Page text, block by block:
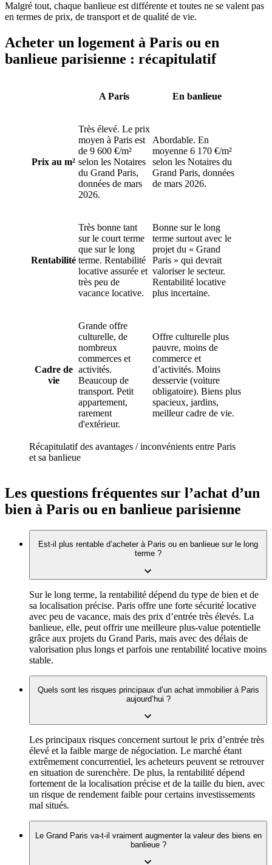
Malgré tout, chaque banlieue est différente et toutes ne se valent pas
en termes de prix, de transport et de qualité de vie.
Acheter un logement à Paris ou en
banlieue parisienne : récapitulatif
A Paris En banlieue
Prix au m²
Très élevé. Le prix
moyen à Paris est
de 9 600 €/m²
selon les Notaires
du Grand Paris,
données de mars
2026.
Abordable. En
moyenne 6 170 €/m²
selon les Notaires du
Grand Paris, données
de mars 2026.
Rentabilité
Très bonne tant
sur le court terme
que sur le long
terme. Rentabilité
locative assurée et
très peu de
vacance locative.
Bonne sur le long
terme surtout avec le
projet du « Grand
Paris » qui devrait
valoriser le secteur.
Rentabilité locative
plus incertaine.
Cadre de
vie
Grande offre
culturelle, de
nombreux
commerces et
activités.
Beaucoup de
transport. Petit
appartement,
rarement
d'extérieur.
Offre culturelle plus
pauvre, moins de
commerce et
d’activités. Moins
desservie (voiture
obligatoire). Biens plus
spacieux, jardins,
meilleur cadre de vie.
Récapitulatif des avantages / inconvénients entre Paris
et sa banlieue
Les questions fréquentes sur l’achat d’un
bien à Paris ou en banlieue parisienne
Est-il plus rentable d’acheter à Paris ou en banlieue sur le long
terme ?
Sur le long terme, la rentabilité dépend du type de bien et de
sa localisation précise. Paris offre une forte sécurité locative
avec peu de vacance, mais des prix d’entrée très élevés. La
banlieue, elle, peut offrir une meilleure plus-value potentielle
grâce aux projets du Grand Paris, mais avec des délais de
valorisation plus longs et parfois une rentabilité locative moins
stable.
Quels sont les risques principaux d’un achat immobilier à Paris
aujourd’hui ?
Les principaux risques concernent surtout le prix d’entrée très
élevé et la faible marge de négociation. Le marché étant
extrêmement concurrentiel, les acheteurs peuvent se retrouver
en situation de surenchère. De plus, la rentabilité dépend
fortement de la localisation précise et de la taille du bien, avec
un risque de rendement faible pour certains investissements
mal situés.
Le Grand Paris va-t-il vraiment augmenter la valeur des biens en
banlieue ?